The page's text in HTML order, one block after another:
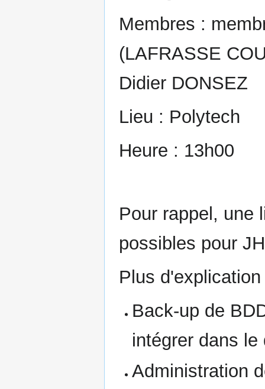
Membres :
(LAFRASSE
Didier DONSEZ
Lieu : Polytech
Heure : 13h00
Pour rappel, une
possibles pour
Plus
Back-up de
intégrer dans
Administration